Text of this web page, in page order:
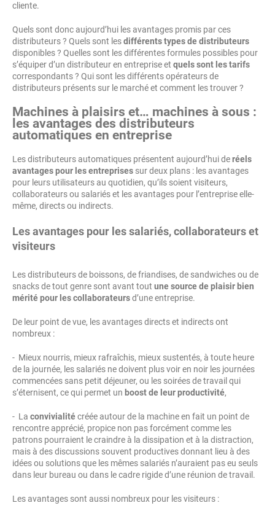
cliente.
Quels sont donc aujourd’hui les avantages promis par ces
distributeurs ? Quels sont lesdifférents types de distributeurs
disponibles ? Quelles sont les différentes formules possibles pour
s’équiper d’un distributeur en entreprise et quels sont les tarifs
correspondants ? Qui sont les différents opérateurs de
distributeurs présents sur le marché et comment les trouver ?
Machines à plaisirs et… machines à sous :
les avantages des distributeurs
automatiques en entreprise
Les distributeurs automatiques présentent aujourd’hui deréels
avantages pour les entreprises sur deux plans : les avantages
pour leurs utilisateurs au quotidien, qu’ils soient visiteurs,
collaborateurs ou salariés et les avantages pour l’entreprise elle-
même, directs ou indirects.
Les avantages pour les salariés, collaborateurs et
visiteurs
Les distributeurs de boissons, de friandises, de sandwiches ou de
snacks de tout genre sont avant tout une source de plaisir bien
mérité pour les collaborateursd’une entreprise.
De leur point de vue, les avantages directs et indirects ont
nombreux :
- Mieux nourris, mieux rafraîchis, mieux sustentés, à toute heure
de la journée, les salariés ne doivent plus voir en noir les journées
commencées sans petit déjeuner, ou les soirées de travail qui
s’éternisent, ce qui permet un boost de leur productivité,
- La convivialitécréée autour de la machine en fait un point de
rencontre apprécié, propice non pas forcément comme les
patrons pourraient le craindre à la dissipation et à la distraction,
mais à des discussions souvent productives donnant lieu à des
idées ou solutions que les mêmes salariés n’auraient pas eu seuls
dans leur bureau ou dans le cadre rigide d’une réunion de travail.
Les avantages sont aussi nombreux pour les visiteurs :